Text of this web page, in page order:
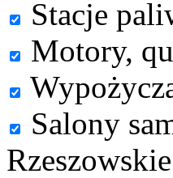
Stacje
Motory,
Salony